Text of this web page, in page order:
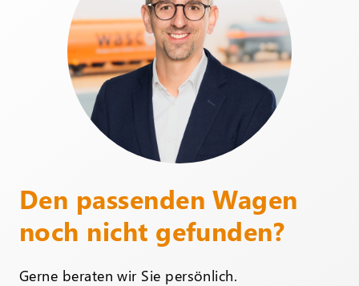
Den passenden Wagen
noch nicht gefunden?
Gerne beraten wir Sie persönlich.